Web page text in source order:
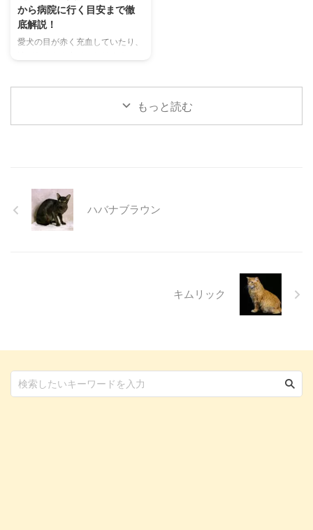
のサイン、チンチラが鳴く理由を
理解して良好な関係を築くための
ヒントもご紹介します。 この記
ニ ...
る ...
から病院に行く目安まで徹
底解説！
愛犬の目が赤く充血していたり、
る目の病気ですが、原因や症状は
さまざまです。 この記事では、
炎かも？」と思ったときに、すぐ
に動物病院に行くべきかどうかの
判断基準や、病院での治療内容に
もっと読む
ハバナブラウン
キムリック